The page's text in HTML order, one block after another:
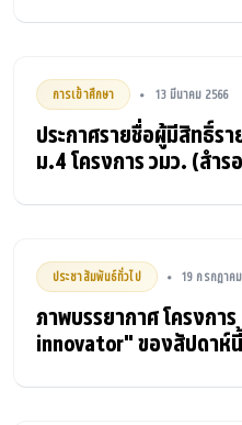
การเข้าศึกษา • 13 มีนาคม 2566
ประกาศรายชื่อผู้มีสิทธิ์รา
ม.4 โครงการ วมว. (สำ
ประชาสัมพันธ์ทั่วไป • 19 กรกฎาค
ภาพบรรยากาศ โครงกา
innovator" ของสัปดาห์นี้